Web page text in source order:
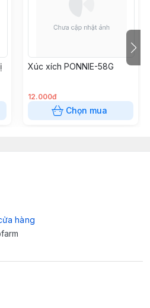
Xúc xích PONNIE-58G
12.000đ
Chọn mua
hàng